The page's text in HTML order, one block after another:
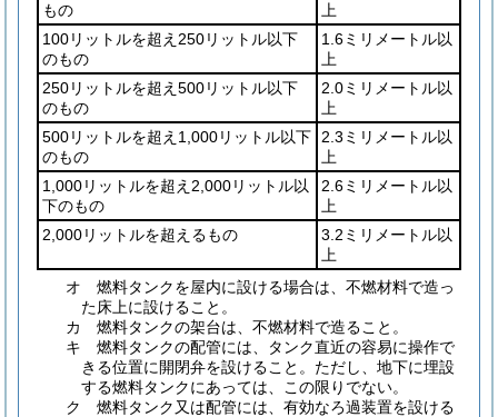
もの
上
100リットルを超え250リットル以下
のもの
1.6ミリメートル以
上
250リットルを超え500リットル以下
のもの
2.0ミリメートル以
上
500リットルを超え1,000リットル以下
のもの
2.3ミリメートル以
上
1,000リットルを超え2,000リットル以
下のもの
2.6ミリメートル以
上
2,000リットルを超えるもの
3.2ミリメートル以
上
オ
燃料タンクを屋内に設ける場合は、不燃材料で造っ
た床上に設けること。
カ
燃料タンクの架台は、不燃材料で造ること。
キ
燃料タンクの配管には、タンク直近の容易に操作で
きる位置に開閉弁を設けること。 ただし、地下に埋設
する燃料タンクにあっては、この限りでない。
ク
燃料タンク又は配管には、有効なろ過装置を設ける